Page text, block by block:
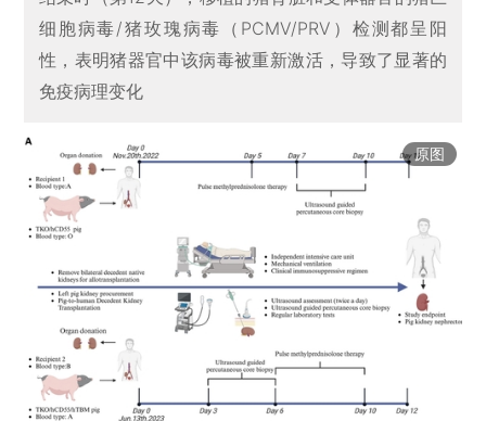
细胞病毒/猪玫瑰病毒（PCMV/PRV）检测都呈阳
性，表明猪器官中该病毒被重新激活，导致了显著的
免疫病理变化
原图